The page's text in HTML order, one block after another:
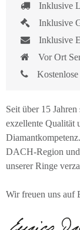
Inklusive
Inklusive
Inklusive
Vor Ort
Seit über 15
exzellente Qualität
DACH-Region
unserer Ringe
Wir freuen uns auf